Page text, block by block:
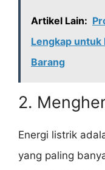
Artikel Lain:
Lengkap untuk
Barang
2.
Energi listrik
yang paling